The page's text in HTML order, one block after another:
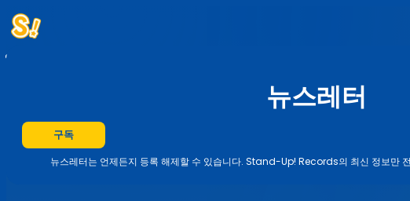
홈
뉴스레터
구독
뉴스레터는 언제든지 등록 해제할 수 있습니다. Stand-Up! Records의 최신 정보만